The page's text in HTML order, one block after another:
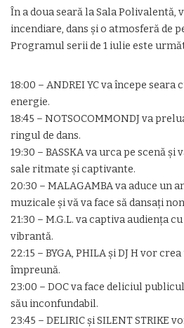
În a doua seară la Sala
incendiare, dans și o atmosferă de
Programul serii de 1 iulie este
18:00 – ANDREI YC va începe seara
energie.
18:45 – NOTSOCOMMONDJ va
ringul de dans.
19:30 – BASSKA va urca pe scenă
sale ritmate și captivante.
20:30 – MALAGAMBA va aduce un
muzicale și vă va face să dansați
21:30 – M.G.L. va captiva audiența
vibrantă.
22:15 – BYGA, PHILA și DJ H vor
împreună.
23:00 – DOC va face deliciul
său inconfundabil.
23:45 – DELIRIC și SILENT STRIKE